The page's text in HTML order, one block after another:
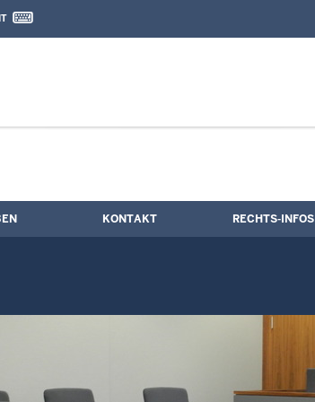
Kontaktformular
KONTAKT RECHTS-INFOS